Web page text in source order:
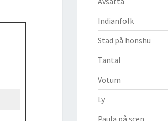
Indianfolk
Stad på honshu
Tantal
Votum
Ly
Paula på scen